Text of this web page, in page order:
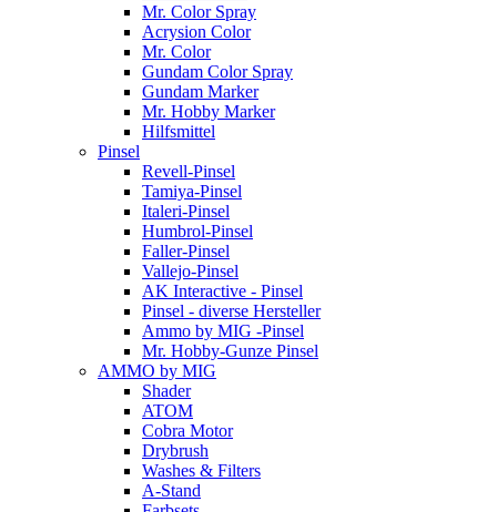
Mr. Color Spray
Acrysion Color
Mr. Color
Gundam Color Spray
Gundam Marker
Mr. Hobby Marker
Hilfsmittel
Pinsel
Revell-Pinsel
Tamiya-Pinsel
Italeri-Pinsel
Humbrol-Pinsel
Faller-Pinsel
Vallejo-Pinsel
AK Interactive - Pinsel
Pinsel - diverse Hersteller
Ammo by MIG -Pinsel
Mr. Hobby-Gunze Pinsel
AMMO by MIG
Shader
ATOM
Cobra Motor
Drybrush
Washes & Filters
A-Stand